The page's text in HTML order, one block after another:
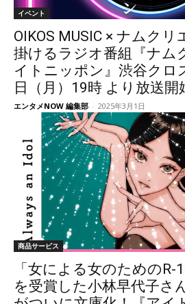
イベント
OIKOS MUSIC × ナムク
掛けるラジオ番組『ナム
イトニッポン』渋谷クロ
日（月）19時 より放送開
エンタメNOW 編集部 - 2025年3月1日
商品サービス
「女による女のためのR-
を受賞した小林早代子さ